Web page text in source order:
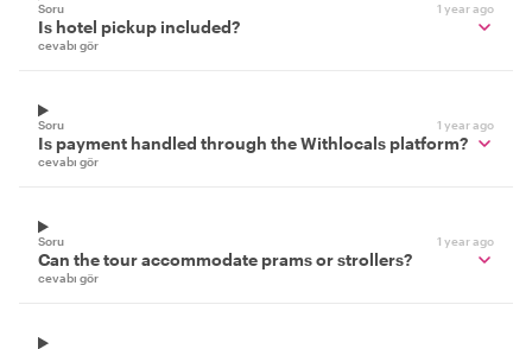
Soru 1 year ago
Is hotel pickup included?
cevabı gör
Soru 1 year ago
Is payment handled through the Withlocals platform?
cevabı gör
Soru 1 year ago
Can the tour accommodate prams or strollers?
cevabı gör